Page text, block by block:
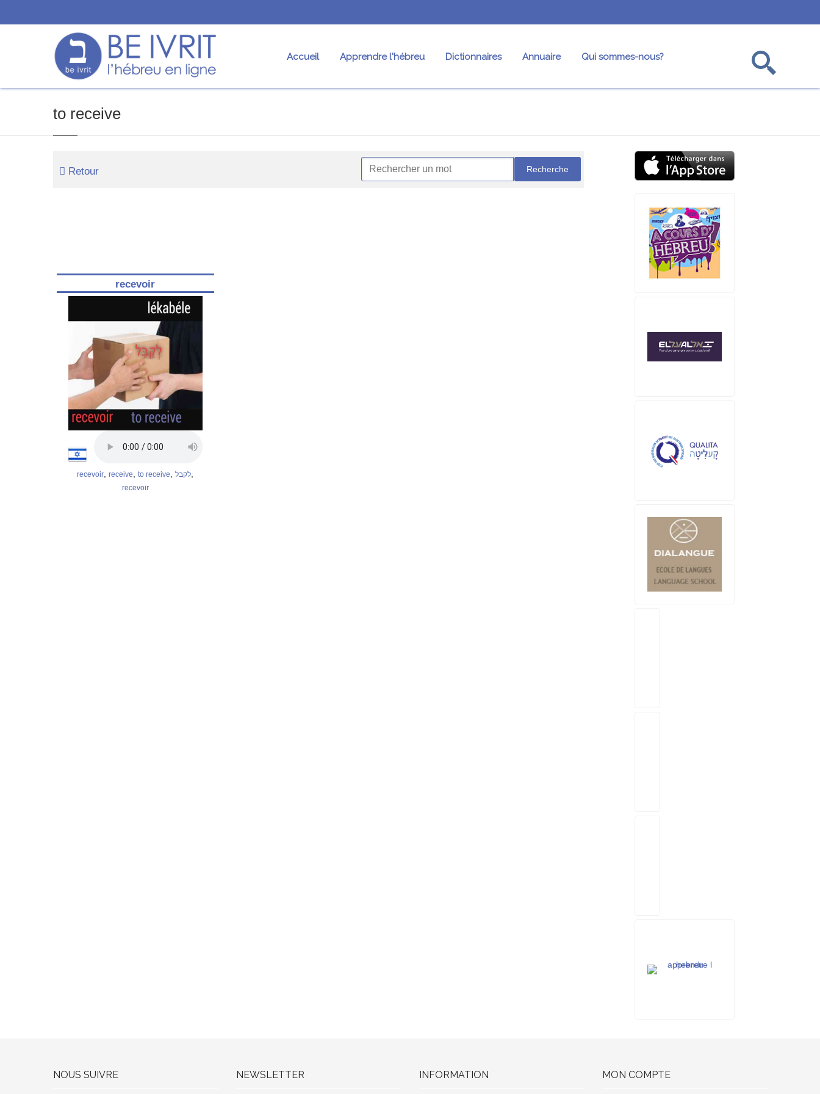
Accueil Apprendre l'hébreu Dictionnaires Annuaire Qui sommes-nous?
to receive
Retour
recevoir
recevoir ,receive ,to receive ,לקבל
recevoir
NOUS SUIVRE NEWSLETTER INFORMATION MON COMPTE